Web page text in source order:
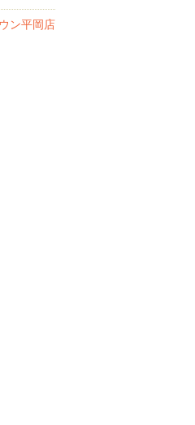
ン平岡店